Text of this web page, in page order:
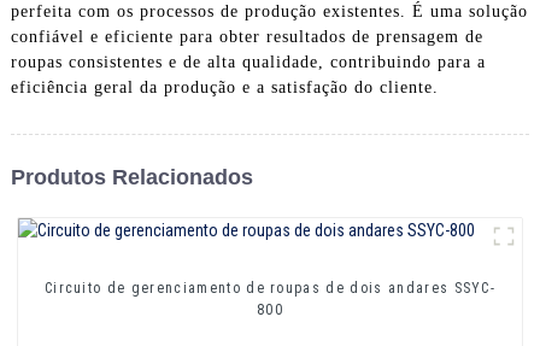
perfeita com os processos de produção existentes. É uma solução
confiável e eficiente para obter resultados de prensagem de
roupas consistentes e de alta qualidade, contribuindo para a
eficiência geral da produção e a satisfação do cliente.
Produtos Relacionados
Circuito de gerenciamento de roupas de dois andares SSYC-
800